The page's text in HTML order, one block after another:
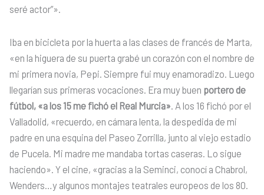
seré actor”».
Iba en bicicleta por la huerta a las clases de francés de Marta,
«en la higuera de su puerta grabé un corazón con el nombre de
mi primera novia, Pepi. Siempre fui muy enamoradizo. Luego
llegarían sus primeras vocaciones. Era muy buen portero de
fútbol, «a los 15 me fichó el Real Murcia». A los 16 fichó por el
Valladolid, «recuerdo, en cámara lenta, la despedida de mi
padre en una esquina del Paseo Zorrilla, junto al viejo estadio
de Pucela. Mi madre me mandaba tortas caseras. Lo sigue
haciendo». Y el cine, «gracias a la Seminci, conocí a Chabrol,
Wenders…y algunos montajes teatrales europeos de los 80.